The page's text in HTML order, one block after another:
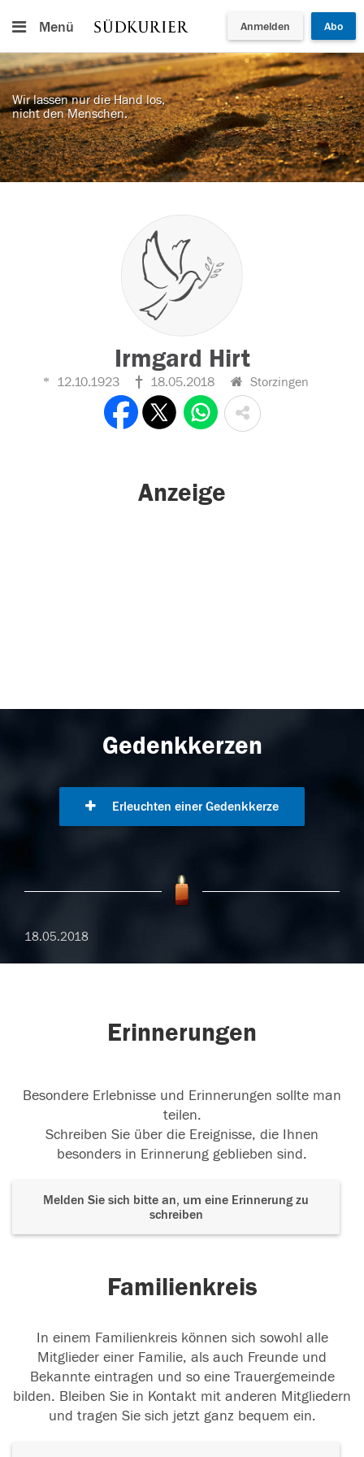
Menü Anmelden Abo
Wir lassen nur die Hand los,
nicht den Menschen.
Irmgard Hirt
12.10.1923 18.05.2018 Storzingen
Anzeige
Gedenkkerzen
Erleuchten einer Gedenkkerze
18.05.2018
Erinnerungen
Besondere Erlebnisse und Erinnerungen sollte man
teilen.
Schreiben Sie über die Ereignisse, die Ihnen
besonders in Erinnerung geblieben sind.
Melden Sie sich bitte an, um eine Erinnerung zu
schreiben
Familienkreis
In einem Familienkreis können sich sowohl alle
Mitglieder einer Familie, als auch Freunde und
Bekannte eintragen und so eine Trauergemeinde
bilden. Bleiben Sie in Kontakt mit anderen Mitgliedern
und tragen Sie sich jetzt ganz bequem ein.